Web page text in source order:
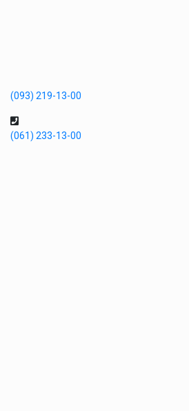
(093) 219-13-00
(061) 233-13-00